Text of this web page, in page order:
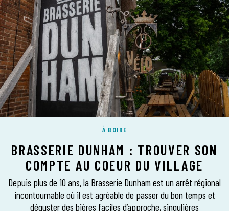
À BOIRE
BRASSERIE DUNHAM : TROUVER SON
COMPTE AU COEUR DU VILLAGE
Depuis plus de 10 ans, la Brasserie Dunham est un arrêt régional
incontournable où il est agréable de passer du bon temps et
déguster des bières faciles d’approche, singulières